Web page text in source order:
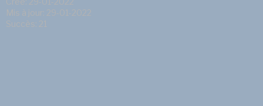
Mis à jour: 29-01-2022
Succès: 21